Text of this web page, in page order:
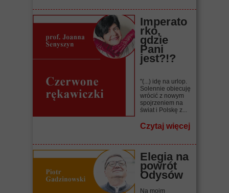
Imperato
rko,
gdzie
Pani
jest?!?
"(...) idę na urlop.
Solennie obiecuję
wrócić z nowym
spojrzeniem na
świat i Polskę z...
Czytaj więcej
Elegia na
powrót
Odysów
Na moim